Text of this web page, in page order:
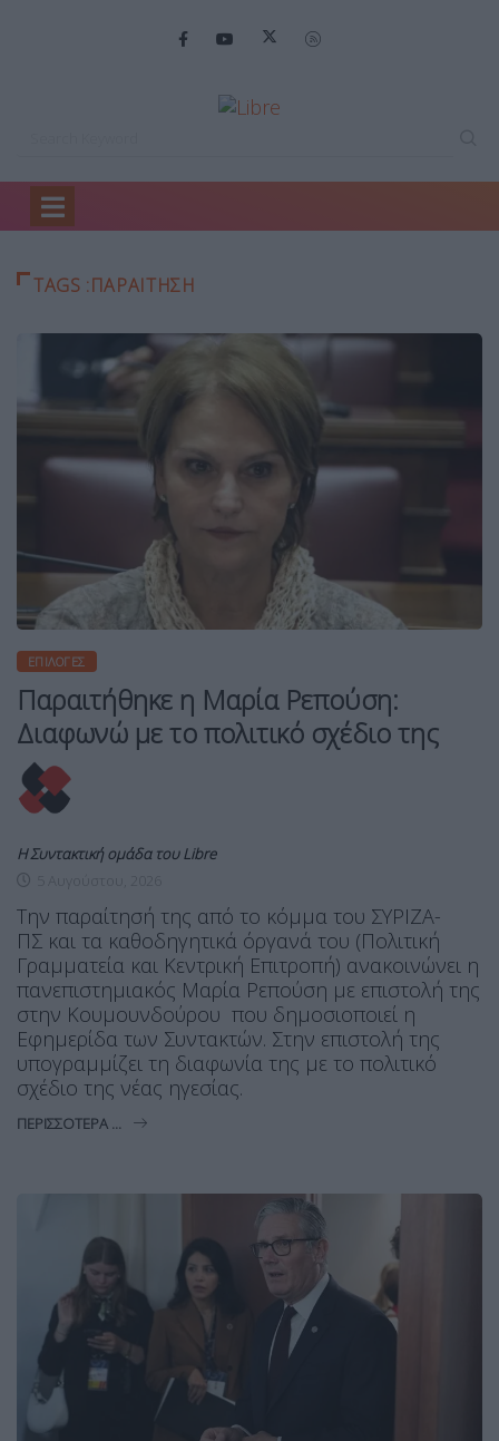
Home
TAGS :ΠΑΡΑΊΤΗΣΗ
ΕΠΙΛΟΓΈΣ
Παραιτήθηκε η Μαρία Ρεπούση:
Διαφωνώ με το πολιτικό σχέδιο της
Η Συντακτική ομάδα του Libre
Την παραίτησή της από το κόμμα του ΣΥΡΙΖΑ-
ΠΣ και τα καθοδηγητικά όργανά του (Πολιτική
Γραμματεία και Κεντρική Επιτροπή) ανακοινώνει η
πανεπιστημιακός Μαρία Ρεπούση με επιστολή της
στην Κουμουνδούρου που δημοσιοποιεί η
Εφημερίδα των Συντακτών. Στην επιστολή της
υπογραμμίζει τη διαφωνία της με το πολιτικό
σχέδιο της νέας ηγεσίας.
ΠΕΡΙΣΣΌΤΕΡΑ ...